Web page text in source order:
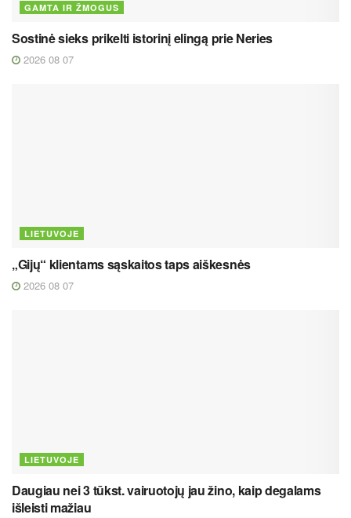
GAMTA IR ŽMOGUS
Sostinė sieks prikelti istorinį elingą prie Neries
2026 08 07
LIETUVOJE
„Gijų“ klientams sąskaitos taps aiškesnės
2026 08 07
LIETUVOJE
Daugiau nei 3 tūkst. vairuotojų jau žino, kaip degalams
išleisti mažiau